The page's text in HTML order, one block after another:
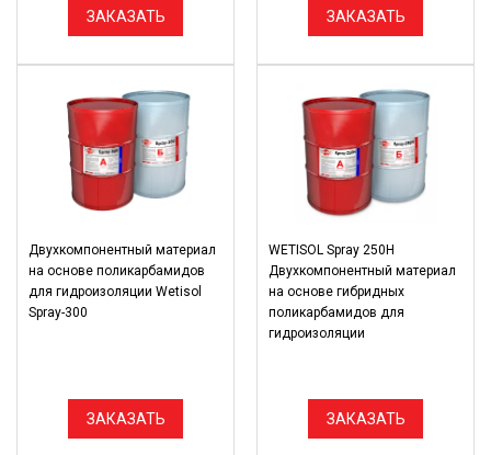
ЗАКАЗАТЬ ЗАКАЗАТЬ
Двухкомпонентный материал
на основе поликарбамидов
для гидроизоляции Wetisol
Spray-300
ЗАКАЗАТЬ
WETISOL Spray 250H
Двухкомпонентный материал
на основе гибридных
поликарбамидов для
гидроизоляции
ЗАКАЗАТЬ